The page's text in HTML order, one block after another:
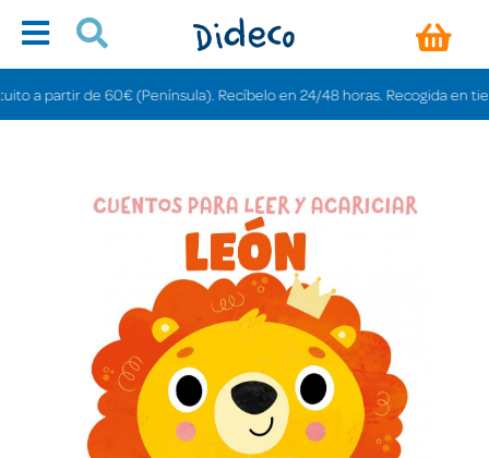
partir de 60€ (Península). Recíbelo en 24/48 horas. Recogida en